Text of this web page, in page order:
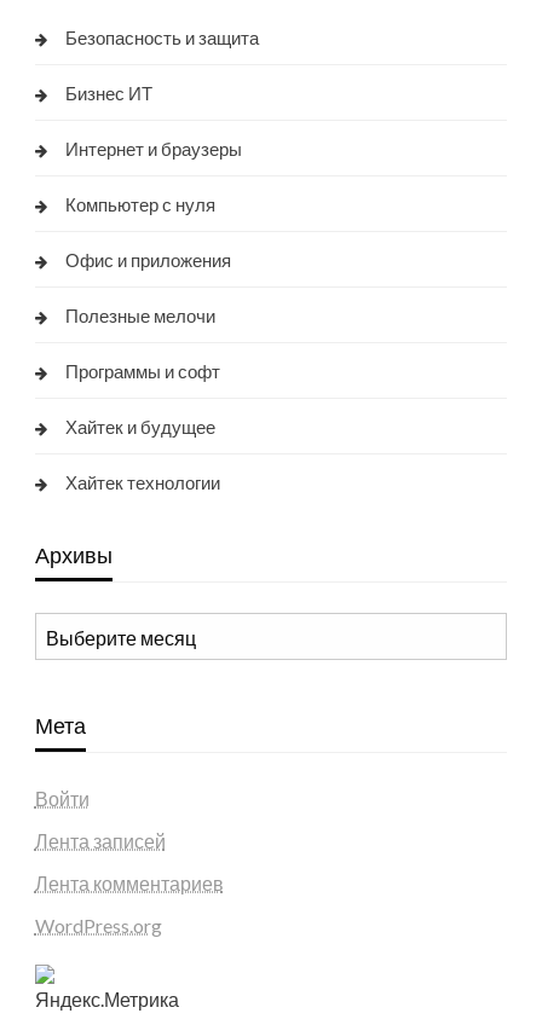
Безопасность и защита
Бизнес ИТ
Интернет и браузеры
Компьютер с нуля
Офис и приложения
Полезные мелочи
Программы и софт
Хайтек и будущее
Хайтек технологии
Архивы
Архивы
Мета
Войти
Лента записей
Лента комментариев
WordPress.org